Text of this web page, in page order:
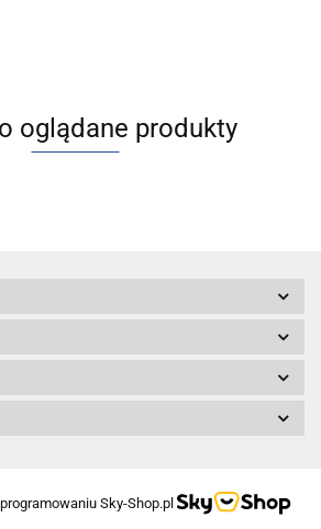
oglądane produkty
Sky-Shop.pl